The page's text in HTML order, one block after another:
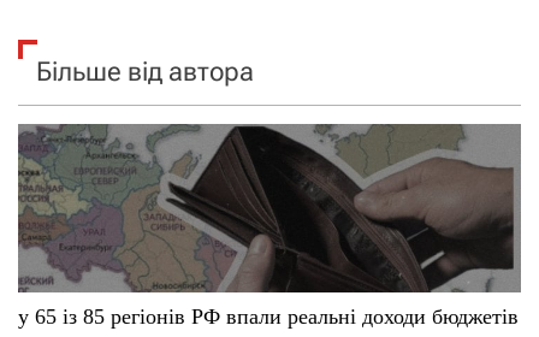
Більше від автора
у 65 із 85 регіонів РФ впали реальні доходи бюджетів